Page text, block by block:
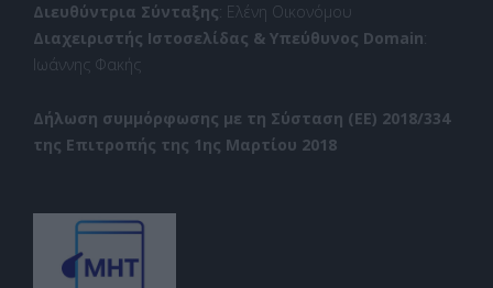
Διευθύντρια Σύνταξης: Ελένη Οικονόμου
Διαχειριστής Ιστοσελίδας & Υπεύθυνος Domain:
Ιωάννης Φακής
Δήλωση συμμόρφωσης με τη Σύσταση (ΕΕ) 2018/334
της Επιτροπής της 1ης Μαρτίου 2018